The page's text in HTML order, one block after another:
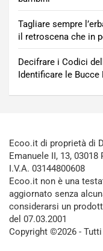
Tagliare sempre
il retroscena che in
Decifrare i Codici
Identificare le
Ecoo.it di proprietà di
Emanuele II, 13,
I.V.A. 03144800608
Ecoo.it non è una
aggiornato senza
considerarsi un
del 07.03.2001
Copyright ©2026 -